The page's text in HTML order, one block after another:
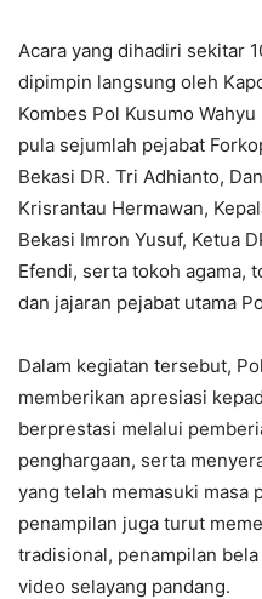
Acara yang dihadiri sekitar
dipimpin langsung oleh
Kombes Pol Kusumo
pula sejumlah pejabat
Bekasi DR. Tri Adhianto,
Krisrantau Hermawan,
Bekasi Imron Yusuf, Ketua
Efendi, serta tokoh agama,
dan jajaran pejabat utama
Dalam kegiatan tersebut,
memberikan apresiasi
berprestasi melalui
penghargaan, serta
yang telah memasuki masa
penampilan juga turut
tradisional, penampilan
video selayang pandang.